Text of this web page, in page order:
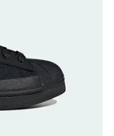
NITRO™ 4
與防滑兼具的
2 WP：腳
水輕越野鞋